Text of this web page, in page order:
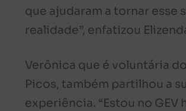
que ajudaram a tornar esse
realidade”, enfatizou
Verônica que é voluntária
Picos, também partilhou a
experiência. “Estou no GEV